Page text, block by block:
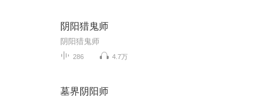
阴阳猎鬼师
阴阳猎鬼师
286 4.7万
墓界阴阳师